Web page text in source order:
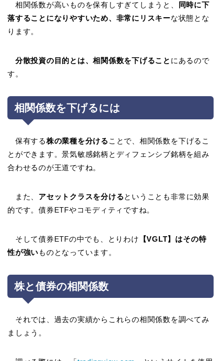
相関係数が高いものを保有しすぎてしまうと、
同時に下
落することになりやすいため、非常にリスキーな状態とな
ります。
分散投資の目的とは、相関係数を下げること にあるので
す。
相関係数を下げるには
保有する株の業種を分ける ことで、相関係数を下げるこ
とができます。景気敏感銘柄とディフェンシブ銘柄を組み
合わせるのが王道ですね。
また、 アセットクラスを分けるということも非常に効果
的です。債券ETFやコモディティですね。
そして債券ETFの中でも、とりわけ 【VGLT】はその特
性が強いものとなっています。
株と債券の相関係数
それでは、過去の実績からこれらの相関係数を調べてみ
ましょう。